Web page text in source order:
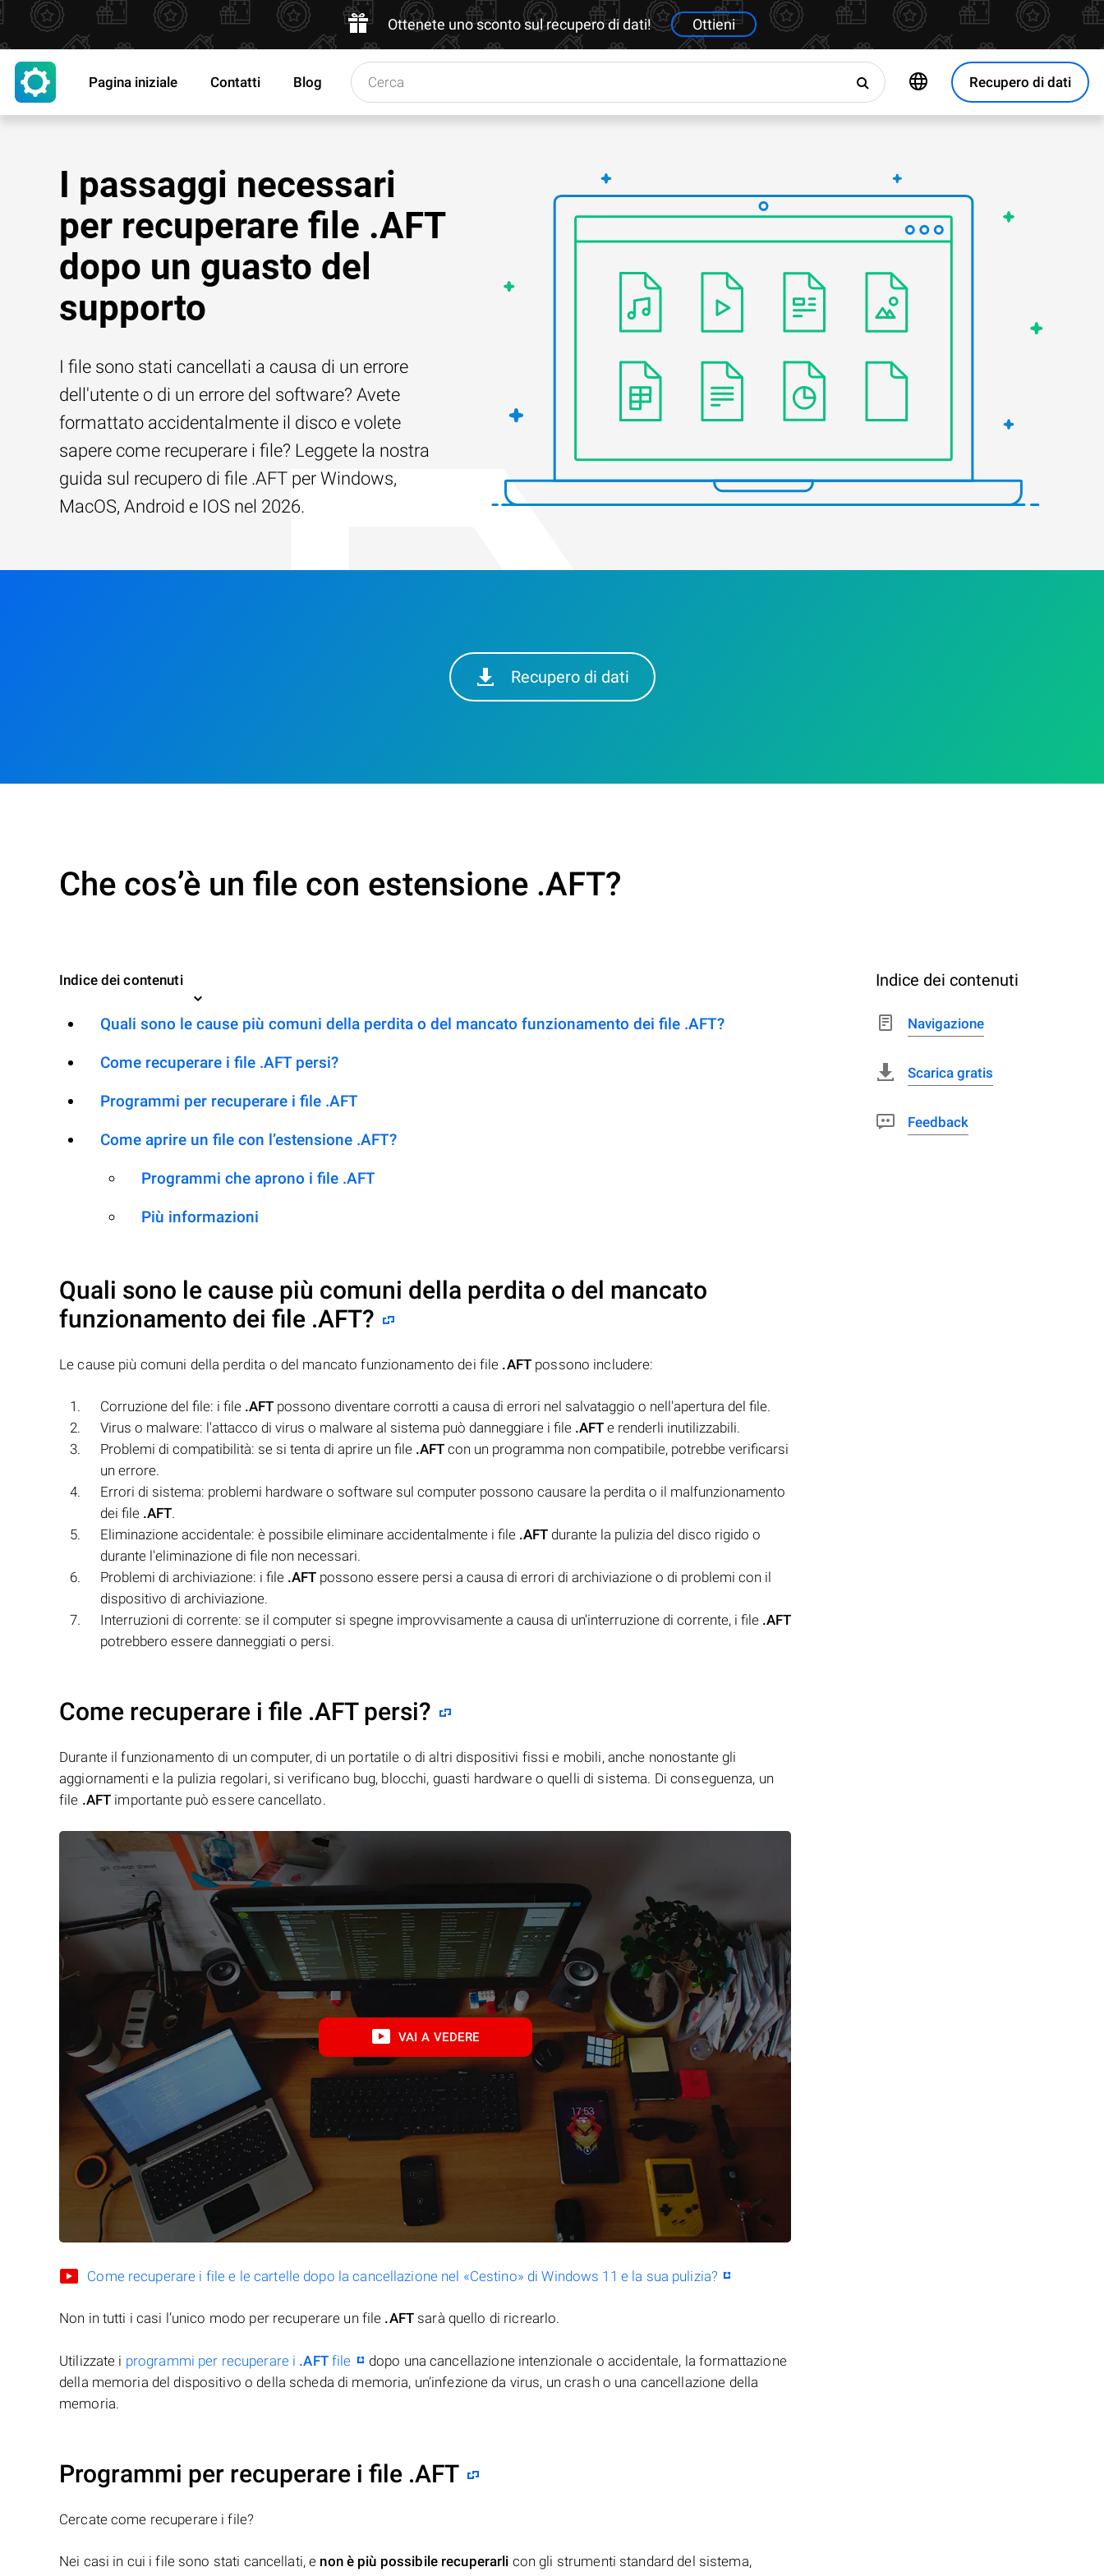
Ottenete uno sconto sul recupero di dati! Ottieni
Recupero di dati
Pagina iniziale Contatti Blog
I passaggi necessari
per recuperare file .AFT
dopo un guasto del
supporto
I file sono stati cancellati a causa di un errore
dell'utente o di un errore del software? Avete
formattato accidentalmente il disco e volete
sapere come recuperare i file? Leggete la nostra
guida sul recupero di file .AFT per Windows,
MacOS, Android e IOS nel 2026.
Recupero di dati
Che cos’è un file con estensione .AFT?
Indice dei contenuti
Quali sono le cause più comuni della perdita o del mancato funzionamento dei file .AFT?
Come recuperare i file .AFT persi?
Programmi per recuperare i file .AFT
Come aprire un file con l’estensione .AFT?
Programmi che aprono i file .AFT
Più informazioni
Quali sono le cause più comuni della perdita o del mancato
funzionamento dei file .AFT?
Le cause più comuni della perdita o del mancato funzionamento dei file .AFT possono includere:
Corruzione del file: i file .AFT possono diventare corrotti a causa di errori nel salvataggio o nell'apertura del file.
Virus o malware: l'attacco di virus o malware al sistema può danneggiare i file .AFT e renderli inutilizzabili.
Problemi di compatibilità: se si tenta di aprire un file .AFT con un programma non compatibile, potrebbe verificarsi
un errore.
Errori di sistema: problemi hardware o software sul computer possono causare la perdita o il malfunzionamento
dei file .AFT.
Eliminazione accidentale: è possibile eliminare accidentalmente i file .AFT durante la pulizia del disco rigido o
durante l'eliminazione di file non necessari.
Problemi di archiviazione: i file .AFT possono essere persi a causa di errori di archiviazione o di problemi con il
dispositivo di archiviazione.
Interruzioni di corrente: se il computer si spegne improvvisamente a causa di un'interruzione di corrente, i file .AFT
potrebbero essere danneggiati o persi.
Come recuperare i file .AFT persi?
Durante il funzionamento di un computer, di un portatile o di altri dispositivi fissi e mobili, anche nonostante gli
aggiornamenti e la pulizia regolari, si verificano bug, blocchi, guasti hardware o quelli di sistema. Di conseguenza, un
file .AFT importante può essere cancellato.
VAI A VEDERE
Come recuperare i file e le cartelle dopo la cancellazione nel «Cestino» di Windows 11 e la sua pulizia?
Non in tutti i casi l’unico modo per recuperare un file .AFT sarà quello di ricrearlo.
Utilizzate i programmi per recuperare i .AFTfile
dopo una cancellazione intenzionale o accidentale, la formattazione
della memoria del dispositivo o della scheda di memoria, un’infezione da virus, un crash o una cancellazione della
memoria.
Programmi per recuperare i file .AFT
Cercate come recuperare i file?
Nei casi in cui i file sono stati cancellati, e non è più possibile recuperarli con gli strumenti standard del sistema,
Indice dei contenuti
Navigazione
Scarica gratis
Feedback